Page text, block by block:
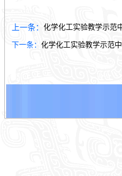
上一条： 化学化工实验教学示范
下一条： 化学化工实验教学示范